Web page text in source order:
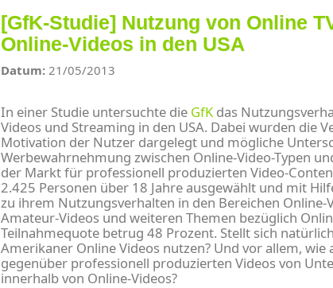
[GfK-Studie] Nutzung von Online
Online-Videos in den USA
Datum: 21/05/2013
In einer Studie untersuchte die GfK das
Videos und Streaming in den USA. Dabei wurden die
Motivation der Nutzer dargelegt und mögliche
Werbewahrnehmung zwischen Online-Video-Typen
der Markt für professionell produzierten Video-
2.425 Personen über 18 Jahre ausgewählt und mit
zu ihrem Nutzungsverhalten in den Bereichen Online-
Amateur-Videos und weiteren Themen bezüglich
Teilnahmequote betrug 48 Prozent. Stellt sich
Amerikaner Online Videos nutzen? Und vor allem, wie
gegenüber professionell produzierten Videos von
innerhalb von Online-Videos?